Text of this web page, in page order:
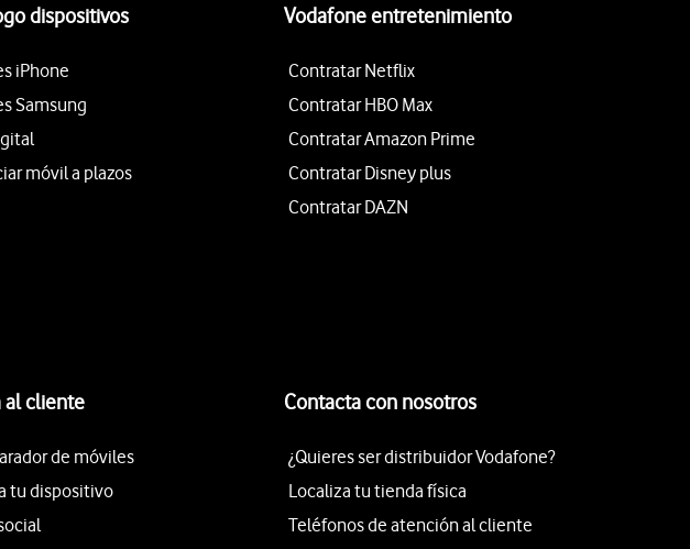
dispositivos
iPhone
Samsung
móvil a plazos
Vodafone entretenimiento
Contratar Netflix
Contratar HBO Max
Contratar Amazon Prime
Contratar Disney plus
Contratar DAZN
al cliente
de móviles
tu dispositivo
Contacta con nosotros
¿Quieres ser distribuidor Vodafone?
Localiza tu tienda física
Teléfonos de atención al cliente